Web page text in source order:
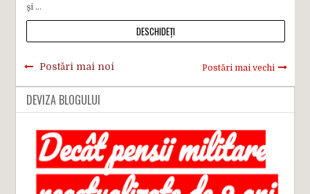
şi ...
DESCHIDEȚI
Postări mai noi Postări mai vechi
DEVIZA BLOGULUI